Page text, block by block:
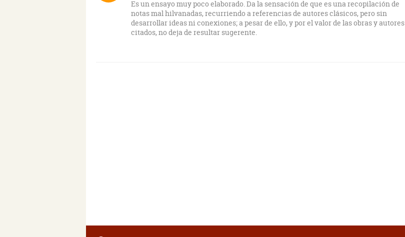
Es un ensayo muy poco elaborado. Da la sensación de que es una recopilación de
notas mal hilvanadas, recurriendo a referencias de autores clásicos, pero sin
desarrollar ideas ni conexiones; a pesar de ello, y por el valor de las obras y autores
citados, no deja de resultar sugerente.